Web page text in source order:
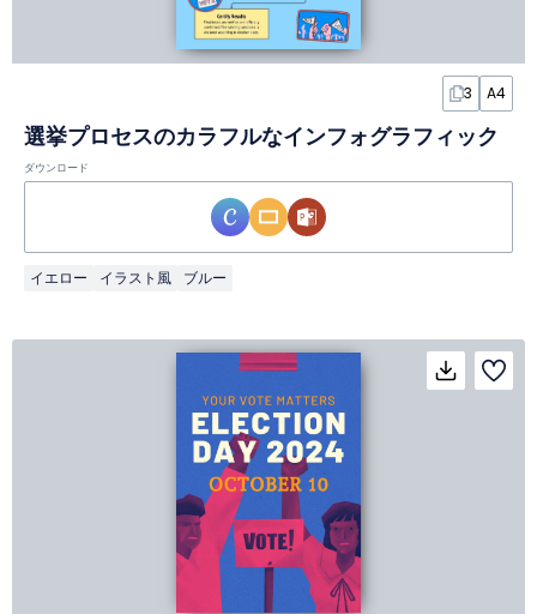
3 A4
選挙プロセスのカラフルなインフォグラフィック
ダウンロード
イエロー イラスト風 ブルー